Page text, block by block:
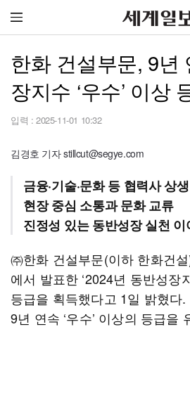
한화 건설부문, 9년
장지수 ‘우수’ 이상
입력 : 2025-11-01 10:32
김경호 기자 stillcut@segye.com
금융·기술·문화 등 협력사 상
현장 중심 소통과 문화 교류
진정성 있는 동반성장 실천 이
㈜한화 건설부문(이하 한화건
에서 발표한 ‘2024년 동반성장
등급을 획득했다고 1일 밝혔다
9년 연속 ‘우수’ 이상의 등급을